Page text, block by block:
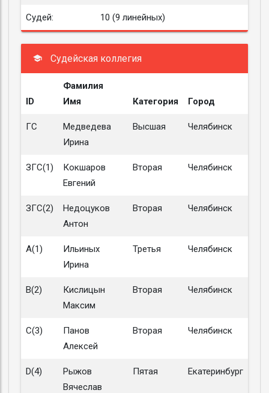
Судей: 10 (9 линейных)
Судейская коллегия
ID
Фамилия
Имя
Категория Город
ГС
Медведева
Ирина
Высшая Челябинск
ЗГС(1)
Кокшаров
Евгений
Вторая Челябинск
ЗГС(2)
Недоцуков
Антон
Вторая Челябинск
A(1)
Ильиных
Ирина
Третья Челябинск
B(2)
Кислицын
Максим
Вторая Челябинск
C(3)
Панов
Алексей
Вторая Челябинск
D(4)
Рыжов
Вячеслав
Пятая Екатеринбург